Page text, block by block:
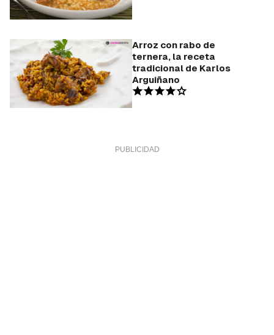
Arroz con rabo de
ternera, la receta
tradicional de Karlos
Arguiñano